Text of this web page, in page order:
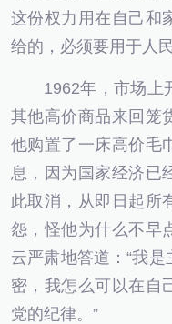
这份权力用在自己和
给的，必须要用于人
1962年，市场上
其他高价商品来回笼
他购置了一床高价毛
息，因为国家经济已
此取消，从即日起所
怨，怪他为什么不早
云严肃地答道：“我
密，我怎么可以在自
党的纪律。”